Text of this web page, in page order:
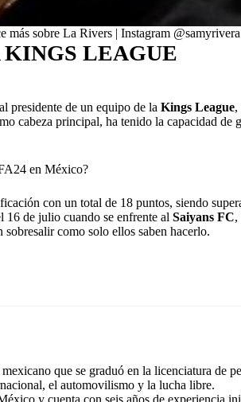
más sobre La Rivers | Instagram @samyrivera
KINGS LEAGUE
presidente de un equipo de la Kings League,
cabeza principal, ha tenido la capacidad de
en México?
con un total de 18 puntos, siendo
16 de julio cuando se enfrente al Saiyans FC,
como solo ellos saben hacerlo.
que se graduó en la licenciatura de
el automovilismo y la lucha libre.
y cuenta con seis años de experiencia